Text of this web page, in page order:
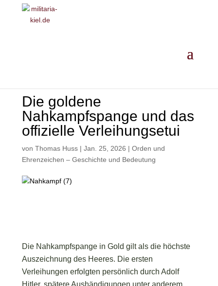
Die goldene
Nahkampfspange und das
offizielle Verleihungsetui
von Thomas Huss| Jan. 25, 2026 | Orden und
Ehrenzeichen – Geschichte und Bedeutung
Die Nahkampfspange in Gold gilt als die höchste
Auszeichnung des Heeres. Die ersten
Verleihungen erfolgten persönlich durch Adolf
Hitler, spätere Aushändigungen unter anderem